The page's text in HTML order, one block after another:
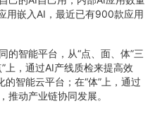
用嵌入AI，最近已有900款应用
的智能平台，从“点、面、体”三
上，通过AI产线质检来提高效
的智能云平台；在“体”上，通过
推动产业链协同发展。